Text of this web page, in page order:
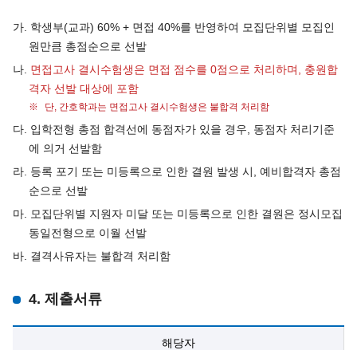
가. 학생부(교과) 60% + 면접 40%를 반영하여 모집단위별 모집인
원만큼 총점순으로 선발
나. 면접고사 결시수험생은 면접 점수를 0점으로 처리하며, 충원합
격자 선발 대상에 포함
단, 간호학과는 면접고사 결시수험생은 불합격 처리함
다. 입학전형 총점 합격선에 동점자가 있을 경우, 동점자 처리기준
에 의거 선발함
라. 등록 포기 또는 미등록으로 인한 결원 발생 시, 예비합격자 총점
순으로 선발
마. 모집단위별 지원자 미달 또는 미등록으로 인한 결원은 정시모집
동일전형으로 이월 선발
바. 결격사유자는 불합격 처리함
4. 제출서류
해당자